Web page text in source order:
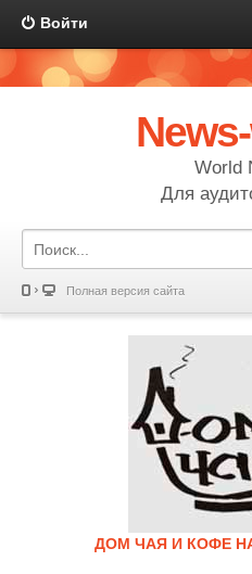
Войти
World
Для
Полная версия сайта
ДОМ ЧАЯ И КОФЕ